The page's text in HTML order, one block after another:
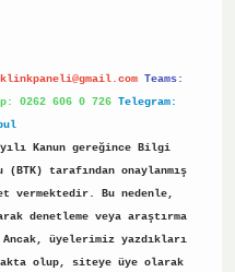
Teams:
0262 606 0 726 Telegram:
Kanun gereğince Bilgi
tarafından onaylanmış
vermektedir. Bu nedenle,
denetleme veya araştırma
Ancak, üyelerimiz yazdıkları
olup, siteye üye olarak